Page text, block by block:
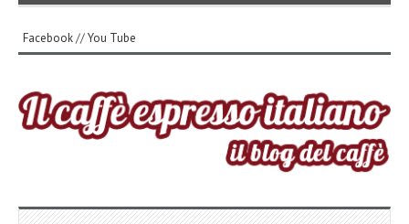
Facebook//You Tube